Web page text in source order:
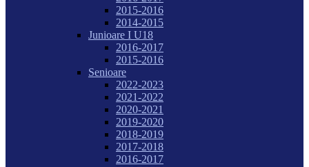
2015-2016
2014-2015
Junioare I U18
2016-2017
2015-2016
Senioare
2022-2023
2021-2022
2020-2021
2019-2020
2018-2019
2017-2018
2016-2017